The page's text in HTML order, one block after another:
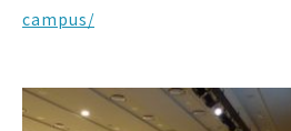
campus/